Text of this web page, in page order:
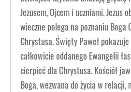
Jezusem, Ojcem i uczniami. Jezus
wieczne polega na poznaniu Boga
Chrystusa. Święty Paweł
całkowicie oddanego Ewangelii
cierpieć dla Chrystusa. Kościół
Boga, wezwana do życia w relacji,